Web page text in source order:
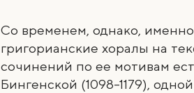
Со временем, однако,
григорианские хоралы на
сочинений по ее мотивам
Бингенской (1098–1179),